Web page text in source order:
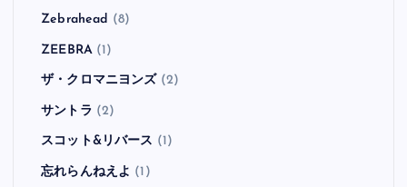
Zebrahead (8)
ZEEBRA(1)
ザ・クロマニヨンズ (2)
サントラ (2)
スコット&リバース (1)
忘れらんねえよ (1)